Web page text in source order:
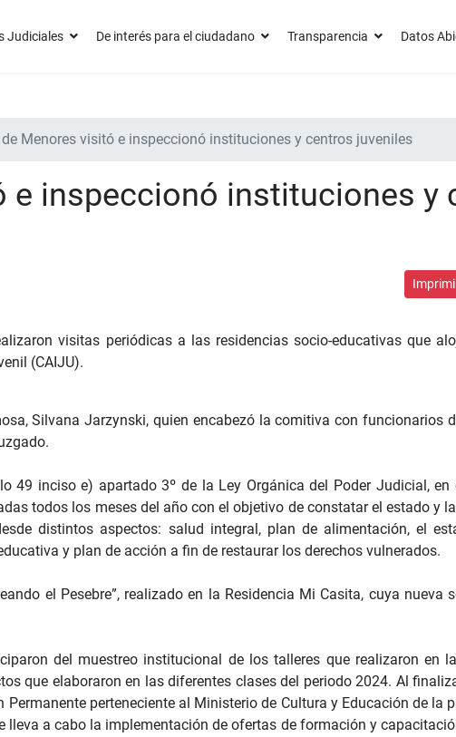
Judiciales De interés para el ciudadano Transparencia Datos
Menores visitó e inspeccionó instituciones y centros juveniles
e inspeccionó instituciones y
visitas periódicas a las residencias socio-educativas que
(CAIJU).
Silvana Jarzynski, quien encabezó la comitiva con funcionarios
49 inciso e) apartado 3º de la Ley Orgánica del Poder Judicial, en
todos los meses del año con el objetivo de constatar el estado y
distintos aspectos: salud integral, plan de alimentación, el
y plan de acción a fin de restaurar los derechos vulnerados.
el Pesebre”, realizado en la Residencia Mi Casita, cuya nueva
del muestreo institucional de los talleres que realizaron en
que elaboraron en las diferentes clases del periodo 2024. Al
perteneciente al Ministerio de Cultura y Educación de la
lleva a cabo la implementación de ofertas de formación y